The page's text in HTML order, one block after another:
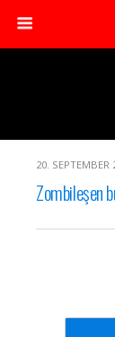
20. SEPTEMBER
Zombileşen